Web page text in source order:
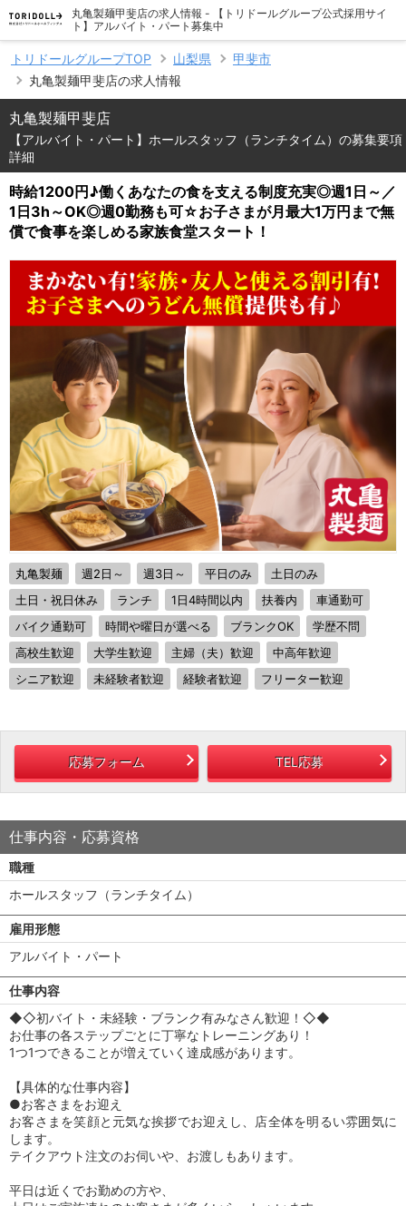
丸亀製麺甲斐店の求人情報 - 【トリドールグループ公式採用サイ
ト】アルバイト・パート募集中
トリドールグループTOP 山梨県
甲斐市
丸亀製麺甲斐店の求人情報
丸亀製麺甲斐店
【アルバイト・パート】ホールスタッフ（ランチタイム）の募集要項
詳細
時給1200円♪働くあなたの食を支える制度充実◎週1日～／
1日3h～OK◎週0勤務も可☆お子さまが月最大1万円まで無
償で食事を楽しめる家族食堂スタート！
丸亀製麺 週2日～ 週3日～ 平日のみ
土日のみ
土日・祝日休み
ランチ 1日4時間以内 扶養内
車通勤可
バイク通勤可
時間や曜日が選べる ブランクOK
学歴不問
高校生歓迎
大学生歓迎 主婦（夫）歓迎
中高年歓迎
シニア歓迎
未経験者歓迎 経験者歓迎 フリーター歓迎
応募フォーム TEL応募
仕事内容・応募資格
職種
ホールスタッフ（ランチタイム）
雇用形態
アルバイト・パート
仕事内容
◆◇初バイト・未経験・ブランク有みなさん歓迎！◇◆
お仕事の各ステップごとに丁寧なトレーニングあり！
1つ1つできることが増えていく達成感があります。
【具体的な仕事内容】
●お客さまをお迎え
お客さまを笑顔と元気な挨拶でお迎えし、店全体を明るい雰囲気に
します。
テイクアウト注文のお伺いや、お渡しもあります。
平日は近くでお勤めの方や、